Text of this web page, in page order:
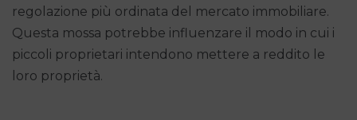
regolazione più ordinata del mercato immobiliare.
Questa mossa potrebbe influenzare il modo in cui i
piccoli proprietari intendono mettere a reddito le
loro proprietà.